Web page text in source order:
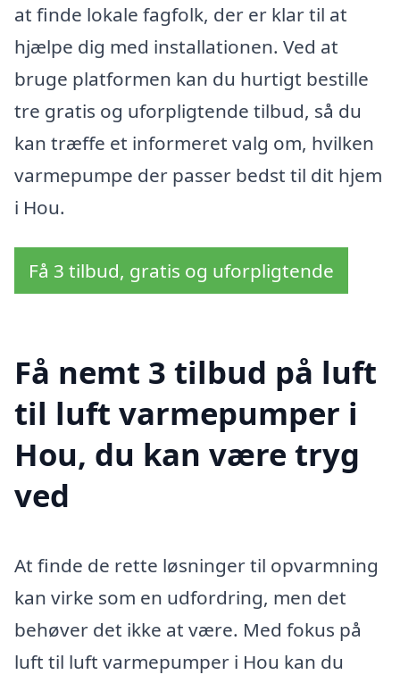
at finde lokale fagfolk, der er klar til at
hjælpe dig med installationen. Ved at
bruge platformen kan du hurtigt bestille
tre gratis og uforpligtende tilbud, så du
kan træffe et informeret valg om, hvilken
varmepumpe der passer bedst til dit hjem
i Hou.
Få 3 tilbud, gratis og uforpligtende
Få nemt 3 tilbud på luft
til luft varmepumper i
Hou, du kan være tryg
ved
At finde de rette løsninger til opvarmning
kan virke som en udfordring, men det
behøver det ikke at være. Med fokus på
luft til luft varmepumper i Hou kan du